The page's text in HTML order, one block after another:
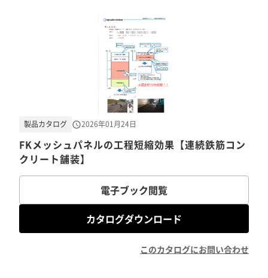
FKメッシュパネルの工程短縮効果【連続鉄筋コン
クリート舗装】
製品カタログ 2026年01月24日
電子ブック閲覧
カタログダウンロード
このカタログにお問い合わせ